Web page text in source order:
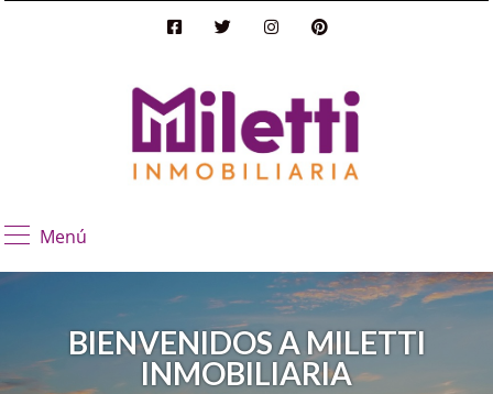
Menú
BIENVENIDOS A MILETTI
INMOBILIARIA